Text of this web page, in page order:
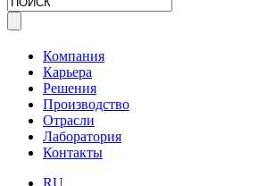
Компания
Карьера
Решения
Производство
Отрасли
Лаборатория
Контакты
RU